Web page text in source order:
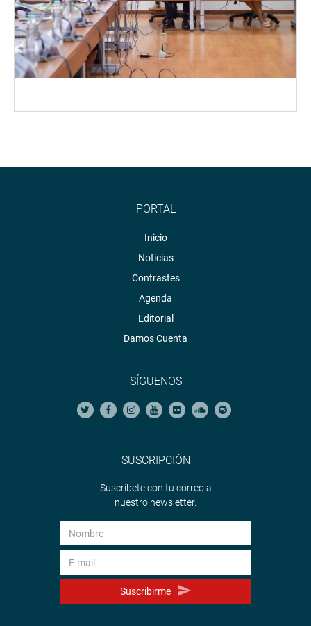
PORTAL
Inicio
Noticias
Contrastes
Agenda
Editorial
Damos Cuenta
SÍGUENOS
SUSCRIPCIÓN
Suscríbete con tu correo a
nuestro newsletter.
Suscribirme